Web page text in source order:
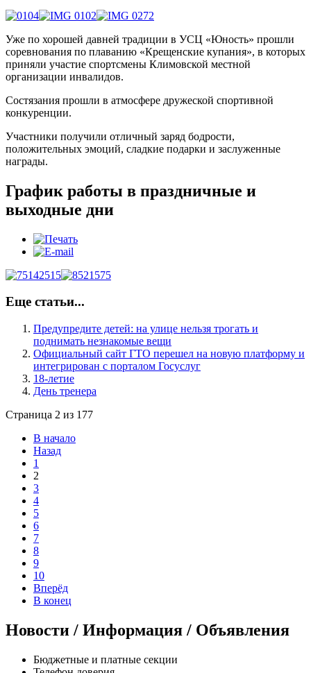
Уже по хорошей давней традиции в УСЦ «Юность» прошли
соревнования по плаванию «Крещенские купания», в которых
приняли участие спортсмены Климовской местной
организации инвалидов.
Состязания прошли в атмосфере дружеской спортивной
конкуренции.
Участники получили отличный заряд бодрости,
положительных эмоций, сладкие подарки и заслуженные
награды.
График работы в праздничные и
выходные дни
Еще статьи...
Предупредите детей: на улице нельзя трогать и
поднимать незнакомые вещи
Официальный сайт ГТО перешел на новую платформу и
интегрирован с порталом Госуслуг
18-летие
День тренера
Страница 2 из 177
В начало
Назад
1
2
3
4
5
6
7
8
9
10
Вперёд
В конец
Новости / Информация / Объявления
Бюджетные и платные секции